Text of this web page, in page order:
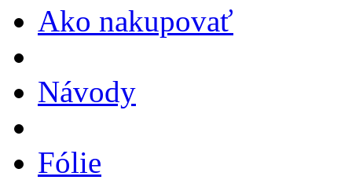
Ako nakupovať
Návody
Fólie